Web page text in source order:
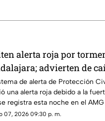
alerta roja por
advierten de
e inundaciones
de alerta de Protección
una alerta roja debido a la
registra esta noche en el AMG
07, 2026 09:30 p. m.